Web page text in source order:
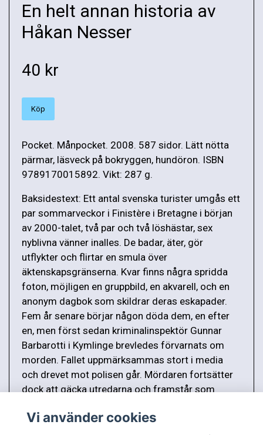
En helt annan historia av
Håkan Nesser
40 kr
Köp
Pocket. Månpocket. 2008. 587 sidor. Lätt nötta
pärmar, läsveck på bokryggen, hundöron. ISBN
9789170015892. Vikt: 287 g.
Baksidestext: Ett antal svenska turister umgås ett
par sommarveckor i Finistère i Bretagne i början
av 2000-talet, två par och två löshästar, sex
nyblivna vänner inalles. De badar, äter, gör
utflykter och flirtar en smula över
äktenskapsgränserna. Kvar finns några spridda
foton, möjligen en gruppbild, en akvarell, och en
anonym dagbok som skildrar deras eskapader.
Fem år senare börjar någon döda dem, en efter
en, men först sedan kriminalinspektör Gunnar
Barbarotti i Kymlinge brevledes förvarnats om
morden. Fallet uppmärksammas stort i media
och drevet mot polisen går. Mördaren fortsätter
dock att gäcka utredarna och framstår som
Vi använder cookies